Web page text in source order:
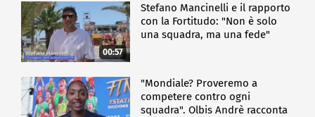
00:57
Stefano Mancinelli e il rapporto
con la Fortitudo: "Non è solo
una squadra, ma una fede"
"Mondiale? Proveremo a
competere contro ogni
squadra". Olbis Andrè racconta